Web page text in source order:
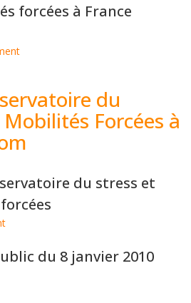
forcées à France
du
Forcées à
du stress et
du 8 janvier 2010